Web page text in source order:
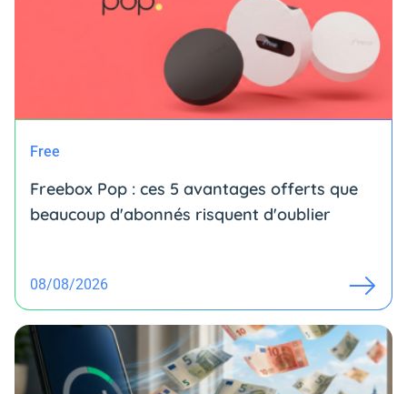
Free
Freebox Pop : ces 5 avantages offerts que
beaucoup d'abonnés risquent d'oublier
08/08/2026